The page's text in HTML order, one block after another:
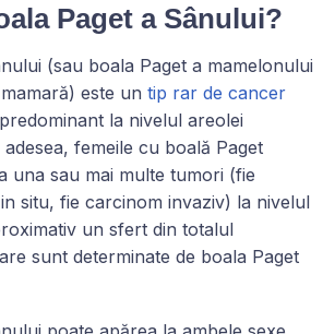
Paget a Sânului?
(sau boala Paget a mamelonului
este un tip rar de cancer
la nivelul areolei
adesea, femeile cu boală Paget
una sau mai multe tumori (fie
situ, fie carcinom invaziv) la nivelul
un sfert din totalul
sunt determinate de boala Paget